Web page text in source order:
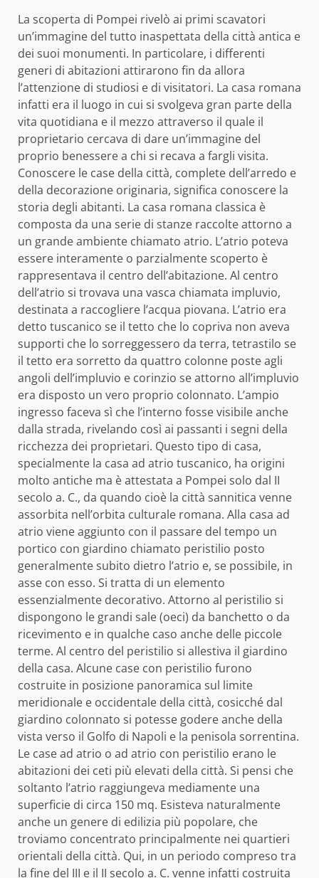
La scoperta di Pompei rivelò ai primi scavatori
un’immagine del tutto inaspettata della città antica e
dei suoi monumenti. In particolare, i differenti
generi di abitazioni attirarono fin da allora
l’attenzione di studiosi e di visitatori. La casa romana
infatti era il luogo in cui si svolgeva gran parte della
vita quotidiana e il mezzo attraverso il quale il
proprietario cercava di dare un’immagine del
proprio benessere a chi si recava a fargli visita.
Conoscere le case della città, complete dell’arredo e
della decorazione originaria, significa conoscere la
storia degli abitanti. La casa romana classica è
composta da una serie di stanze raccolte attorno a
un grande ambiente chiamato atrio. L’atrio poteva
essere interamente o parzialmente scoperto è
rappresentava il centro dell’abitazione. Al centro
dell’atrio si trovava una vasca chiamata impluvio,
destinata a raccogliere l’acqua piovana. L’atrio era
detto tuscanico se il tetto che lo copriva non aveva
supporti che lo sorreggessero da terra, tetrastilo se
il tetto era sorretto da quattro colonne poste agli
angoli dell’impluvio e corinzio se attorno all’impluvio
era disposto un vero proprio colonnato. L’ampio
ingresso faceva sì che l’interno fosse visibile anche
dalla strada, rivelando così ai passanti i segni della
ricchezza dei proprietari. Questo tipo di casa,
specialmente la casa ad atrio tuscanico, ha origini
molto antiche ma è attestata a Pompei solo dal II
secolo a. C., da quando cioè la città sannitica venne
assorbita nell’orbita culturale romana. Alla casa ad
atrio viene aggiunto con il passare del tempo un
portico con giardino chiamato peristilio posto
generalmente subito dietro l’atrio e, se possibile, in
asse con esso. Si tratta di un elemento
essenzialmente decorativo. Attorno al peristilio si
dispongono le grandi sale (oeci) da banchetto o da
ricevimento e in qualche caso anche delle piccole
terme. Al centro del peristilio si allestiva il giardino
della casa. Alcune case con peristilio furono
costruite in posizione panoramica sul limite
meridionale e occidentale della città, cosicché dal
giardino colonnato si potesse godere anche della
vista verso il Golfo di Napoli e la penisola sorrentina.
Le case ad atrio o ad atrio con peristilio erano le
abitazioni dei ceti più elevati della città. Si pensi che
soltanto l’atrio raggiungeva mediamente una
superficie di circa 150 mq. Esisteva naturalmente
anche un genere di edilizia più popolare, che
troviamo concentrato principalmente nei quartieri
orientali della città. Qui, in un periodo compreso tra
la fine del III e il II secolo a. C. venne infatti costruita